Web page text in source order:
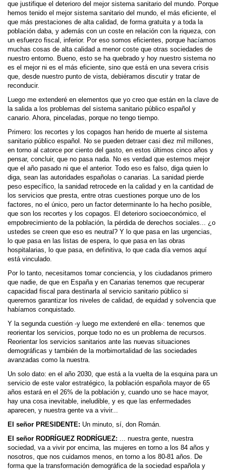
que justifique el deterioro del mejor sistema sanitario del mundo. Porque
hemos tenido el mejor sistema sanitario del mundo, el más eficiente, el
que más prestaciones de alta calidad, de forma gratuita y a toda la
población daba, y además con un coste en relación con la riqueza, con
un esfuerzo fiscal, inferior. Por eso somos eficientes, porque hacíamos
muchas cosas de alta calidad a menor coste que otras sociedades de
nuestro entorno. Bueno, esto se ha quebrado y hoy nuestro sistema no
es el mejor ni es el más eficiente, sino que está en una severa crisis
que, desde nuestro punto de vista, debiéramos discutir y tratar de
reconducir.
Luego me extenderé en elementos que yo creo que están en la clave de
la salida a los problemas del sistema sanitario público español y
canario. Ahora, pinceladas, porque no tengo tiempo.
Primero: los recortes y los copagos han herido de muerte al sistema
sanitario público español. No se pueden detraer casi diez mil millones,
en torno al catorce por ciento del gasto, en estos últimos cinco años y
pensar, concluir, que no pasa nada. No es verdad que estemos mejor
que el año pasado ni que el anterior. Todo eso es falso, diga quien lo
diga, sean las autoridades españolas o canarias. La sanidad pierde
peso específico, la sanidad retrocede en la calidad y en la cantidad de
los servicios que presta, entre otras cuestiones porque uno de los
factores, no el único, pero un factor determinante lo ha hecho posible,
que son los recortes y los copagos. El deterioro socioeconómico, el
empobrecimiento de la población, la pérdida de derechos sociales... ¿o
ustedes se creen que eso es neutral? Y lo que pasa en las urgencias,
lo que pasa en las listas de espera, lo que pasa en las obras
hospitalarias, lo que pasa, en definitiva, lo que cada día vemos aquí
está vinculado.
Por lo tanto, necesitamos tomar conciencia, y los ciudadanos primero
que nadie, de que en España y en Canarias tenemos que recuperar
capacidad fiscal para destinarla al servicio sanitario público si
queremos garantizar los niveles de calidad, de equidad y solvencia que
habíamos conquistado.
Y la segunda cuestión -y luego me extenderé en ella-: tenemos que
reorientar los servicios, porque todo no es un problema de recursos.
Reorientar los servicios sanitarios ante las nuevas situaciones
demográficas y también de la morbimortalidad de las sociedades
avanzadas como la nuestra.
Un solo dato: en el año 2030, que está a la vuelta de la esquina para un
servicio de este valor estratégico, la población española mayor de 65
años estará en el 26% de la población y, cuando uno se hace mayor,
hay una cosa inevitable, ineludible, y es que las enfermedades
aparecen, y nuestra gente va a vivir...
El señor PRESIDENTE: Un minuto, sí, don Román.
El señor RODRÍGUEZ RODRÍGUEZ: ... nuestra gente, nuestra
sociedad, va a vivir por encima, las mujeres en torno a los 84 años y
nosotros, que nos cuidamos menos, en torno a los 80-81 años. De
forma que la transformación demográfica de la sociedad española y